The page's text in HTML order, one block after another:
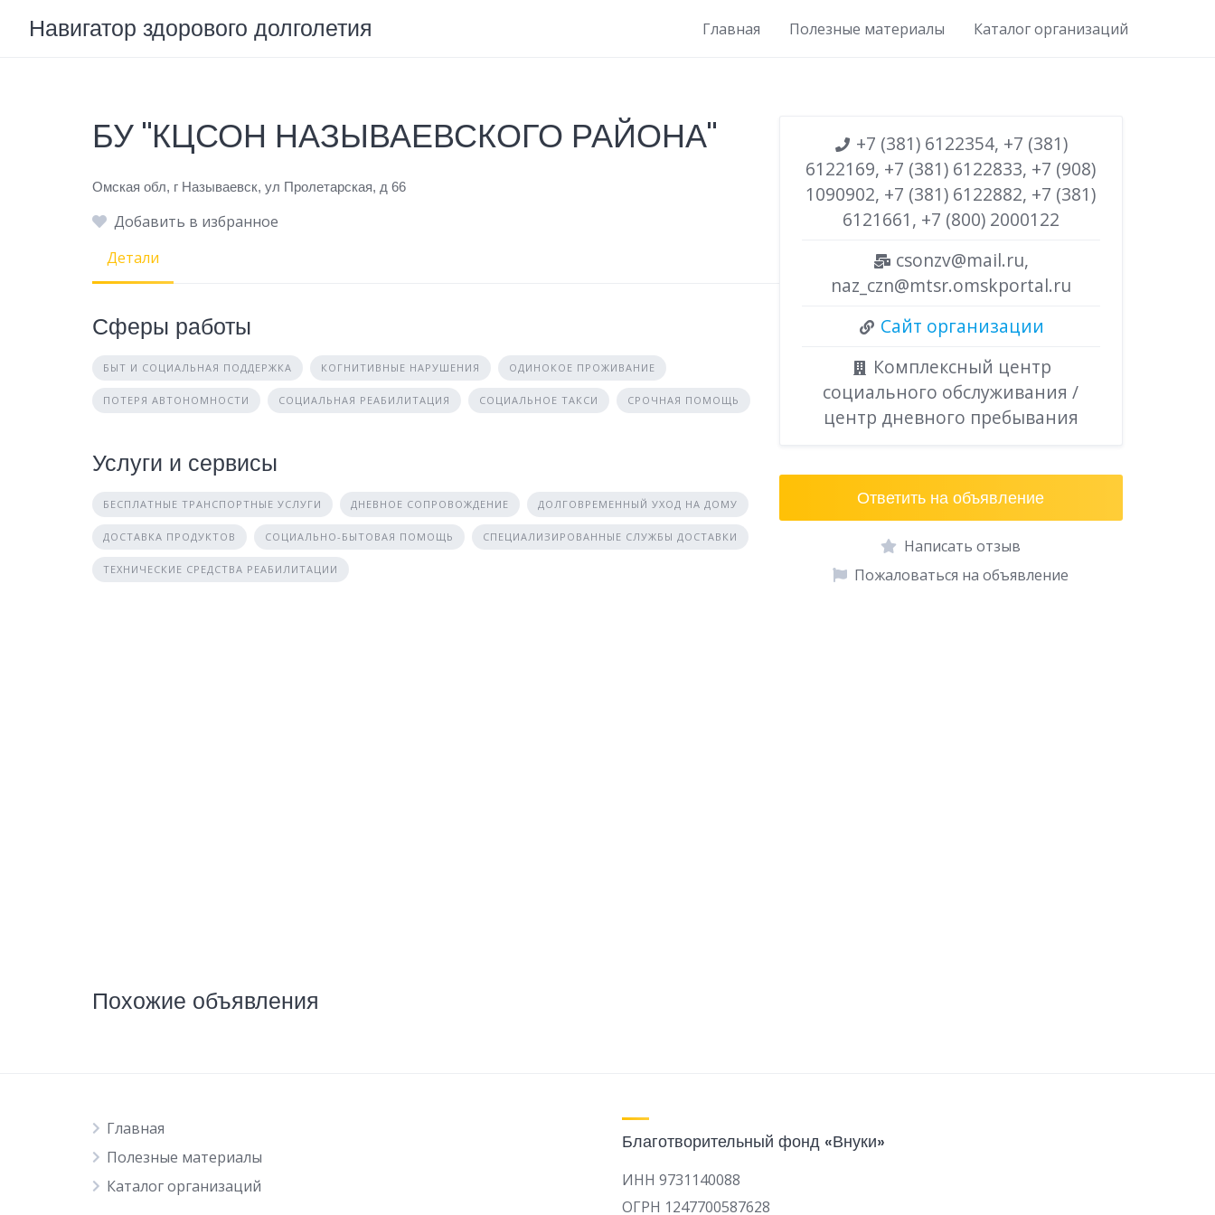
Навигатор здорового долголетия Главная Полезные материалы Каталог организаций
БУ "КЦСОН НАЗЫВАЕВСКОГО РАЙОНА"
Омская обл, г Называевск, ул Пролетарская, д 66
Добавить в избранное
Детали
Сферы работы
БЫТ И СОЦИАЛЬНАЯ ПОДДЕРЖКА КОГНИТИВНЫЕ НАРУШЕНИЯ ОДИНОКОЕ ПРОЖИВАНИЕ
ПОТЕРЯ АВТОНОМНОСТИ СОЦИАЛЬНАЯ РЕАБИЛИТАЦИЯ СОЦИАЛЬНОЕ ТАКСИ СРОЧНАЯ ПОМОЩЬ
Услуги и сервисы
БЕСПЛАТНЫЕ ТРАНСПОРТНЫЕ УСЛУГИ ДНЕВНОЕ СОПРОВОЖДЕНИЕ ДОЛГОВРЕМЕННЫЙ УХОД НА ДОМУ
ДОСТАВКА ПРОДУКТОВ СОЦИАЛЬНО-БЫТОВАЯ ПОМОЩЬ СПЕЦИАЛИЗИРОВАННЫЕ СЛУЖБЫ ДОСТАВКИ
ТЕХНИЧЕСКИЕ СРЕДСТВА РЕАБИЛИТАЦИИ
+7 (381) 6122354, +7 (381)
6122169, +7 (381) 6122833, +7 (908)
1090902, +7 (381) 6122882, +7 (381)
6121661, +7 (800) 2000122
csonzv@mail.ru,
naz_czn@mtsr.omskportal.ru
Сайт организации
Комплексный центр
социального обслуживания /
центр дневного пребывания
Ответить на объявление
Написать отзыв
Пожаловаться на объявление
Похожие объявления
Главная
Полезные материалы
Каталог организаций
Благотворительный фонд «Внуки»
ИНН 9731140088
ОГРН 1247700587628